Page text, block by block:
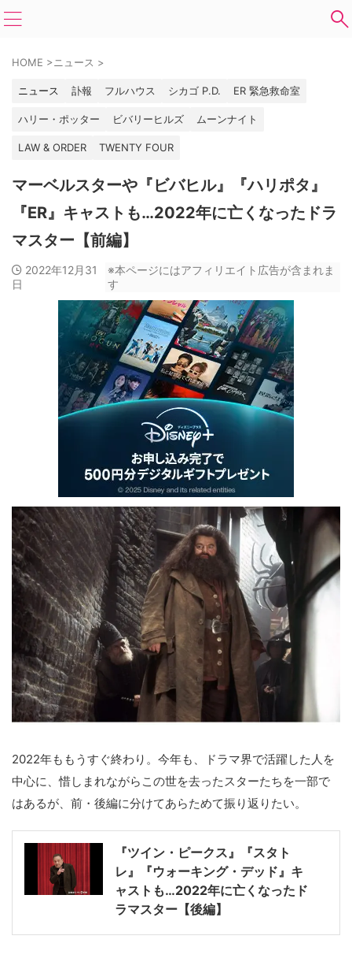
HOME >ニュース >
ニュース 訃報 フルハウス シカゴ P.D. ER 緊急救命室
ハリー・ポッター ビバリーヒルズ ムーンナイト
LAW & ORDER TWENTY FOUR
マーベルスターや『ビバヒル』『ハリポタ』
『ER』キャストも…2022年に亡くなったドラ
マスター【前編】
2022年12月31
日
※本ページにはアフィリエイト広告が含まれま
す
2022年ももうすぐ終わり。今年も、ドラマ界で活躍した人を
中心に、惜しまれながらこの世を去ったスターたちを一部で
はあるが、前・後編に分けてあらためて振り返りたい。
『ツイン・ピークス』『スタト
レ』『ウォーキング・デッド』キ
ャストも…2022年に亡くなったド
ラマスター【後編】